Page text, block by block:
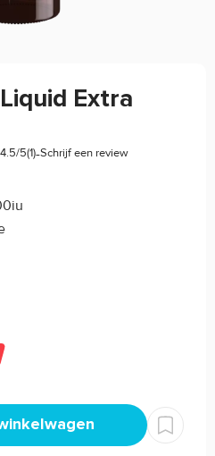
Extra
4.5/5(1)-Schrijf een review